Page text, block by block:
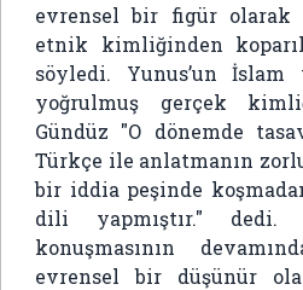
evrensel bir figür
etnik kimliğinden
söyledi. Yunus’un
yoğrulmuş gerçek
Gündüz "O dönemde
Türkçe ile anlatmanın
bir iddia peşinde
dili yapmıştır." dedi.
konuşmasının
evrensel bir düşünür